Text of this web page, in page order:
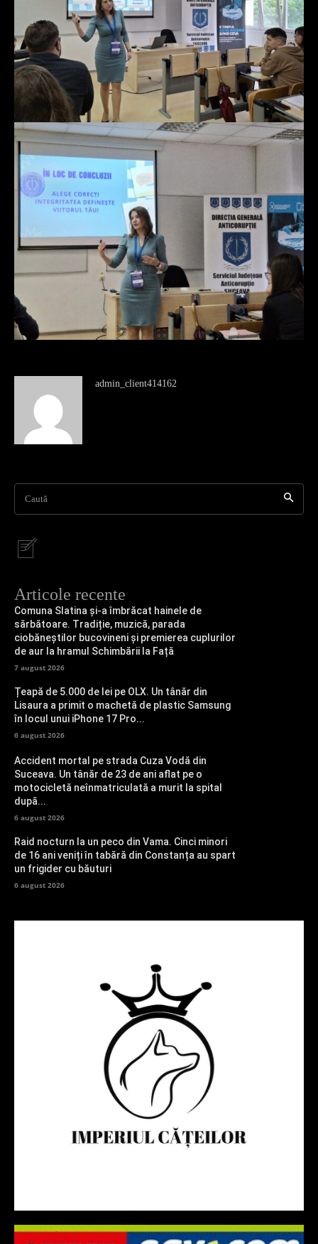
admin_client414162
Caută
Articole recente
Comuna Slatina și-a îmbrăcat hainele de
sărbătoare. Tradiție, muzică, parada
ciobăneștilor bucovineni și premierea cuplurilor
de aur la hramul Schimbării la Față
7 august 2026
Țeapă de 5.000 de lei pe OLX. Un tânăr din
Lisaura a primit o machetă de plastic Samsung
în locul unui iPhone 17 Pro...
6 august 2026
Accident mortal pe strada Cuza Vodă din
Suceava. Un tânăr de 23 de ani aflat pe o
motocicletă neînmatriculată a murit la spital
după...
6 august 2026
Raid nocturn la un peco din Vama. Cinci minori
de 16 ani veniți în tabără din Constanța au spart
un frigider cu băuturi
6 august 2026